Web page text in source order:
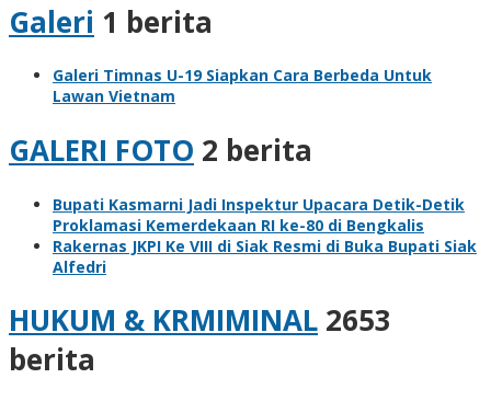
Galeri 1 berita
Galeri Timnas U-19 Siapkan Cara Berbeda Untuk
Lawan Vietnam
GALERI FOTO 2 berita
Bupati Kasmarni Jadi Inspektur Upacara Detik-Detik
Proklamasi Kemerdekaan RI ke-80 di Bengkalis
Rakernas JKPI Ke VIII di Siak Resmi di Buka Bupati Siak
Alfedri
HUKUM & KRMIMINAL 2653
berita